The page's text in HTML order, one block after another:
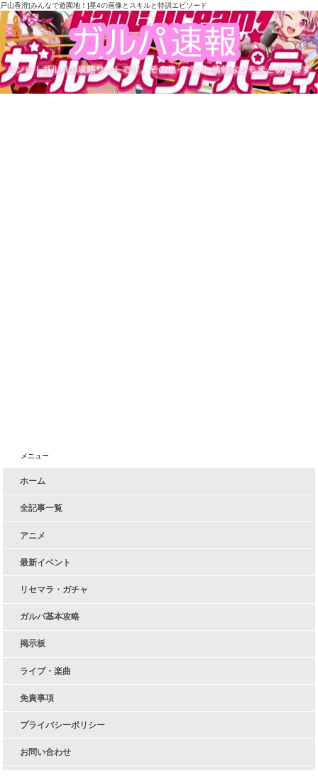
戸山香澄[みんなで遊園地！]星4の画像とスキルと特訓エピソード
メニュー
ホーム
全記事一覧
アニメ
最新イベント
リセマラ・ガチャ
ガルパ基本攻略
掲示板
ライブ・楽曲
免責事項
プライバシーポリシー
お問い合わせ